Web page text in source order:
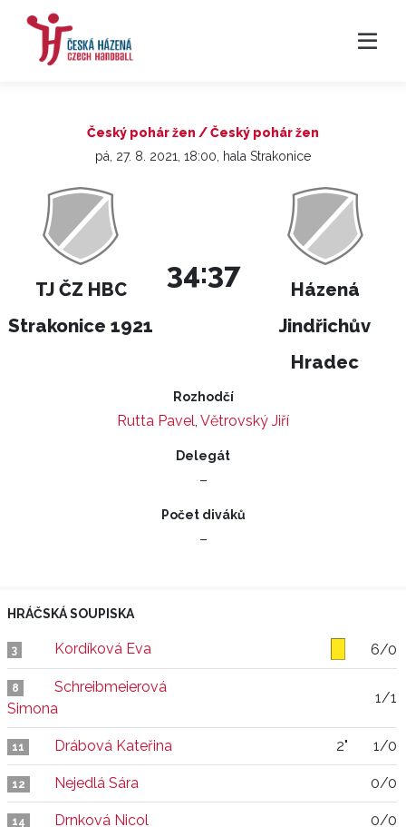
Český pohár žen / Český pohár žen
pá, 27. 8. 2021, 18:00, hala Strakonice
TJ ČZ HBC
Strakonice 1921
34:37
Házená
Jindřichův
Hradec
Rozhodčí
Rutta Pavel, Větrovský Jiří
Delegát
–
Počet diváků
–
HRÁČSKÁ SOUPISKA
3 Kordíková Eva 6/0
8
Schreibmeierová
Simona
1/1
11 Drábová Kateřina 2" 1/0
12 Nejedlá Sára 0/0
14 Drnková Nicol 0/0